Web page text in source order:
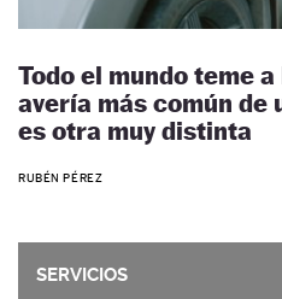
Todo el mundo teme
avería más común
es otra muy distinta
RUBÉN PÉREZ